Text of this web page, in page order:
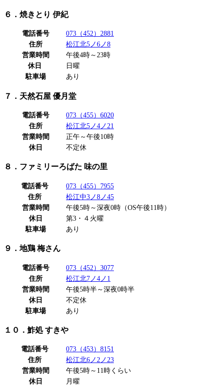
６．焼きとり 伊紀
電話番号
073（452）2881
住所
松江北5ノ6ノ8
営業時間
午後4時～23時
休日
日曜
駐車場
あり
７．天然石屋 優月堂
電話番号
073（455）6020
住所
松江北5ノ4ノ21
営業時間
正午～午後10時
休日
不定休
８．ファミリーろばた 味の里
電話番号
073（455）7955
住所
松江中3ノ8ノ45
営業時間
午後5時～深夜0時（OS午後11時）
休日
第3・４火曜
駐車場
あり
９．地鶏 梅さん
電話番号
073（452）3077
住所
松江北7ノ4ノ1
営業時間
午後5時半～深夜0時半
休日
不定休
駐車場
あり
１０．鮓処 すきや
電話番号
073（453）8151
住所
松江北6ノ2ノ23
営業時間
午後5時～11時くらい
休日
月曜